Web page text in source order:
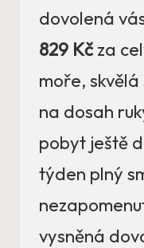
dovolená
829 Kčza
moře,
na dosah
pobyt ještě
týden plný
vysněná